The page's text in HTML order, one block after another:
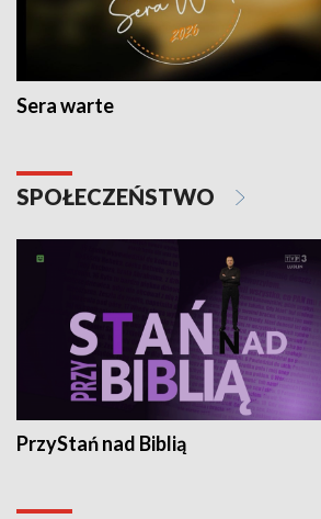
Sera warte
SPOŁECZEŃSTWO
PrzyStań nad Biblią